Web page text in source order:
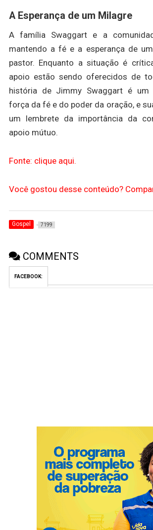
A Esperança de um Milagre
A família Swaggart e a
mantendo a fé e a esperança de
pastor. Enquanto a situação é
apoio estão sendo oferecidos de
história de Jimmy Swaggart é um
força da fé e do poder da oração, e
um lembrete da importância da
apoio mútuo.
Fonte: clique aqui.
Você gostou desse conteúdo?
Gospel 7199
COMMENTS
FACEBOOK: